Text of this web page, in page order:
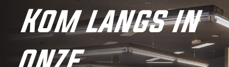
Kom langs in